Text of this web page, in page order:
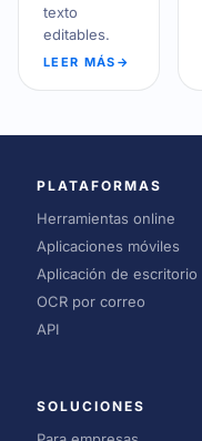
texto
editables.
LEER MÁS →
PLATAFORMAS
Herramientas online
Aplicaciones móviles
Aplicación de escritorio
OCR por correo
API
SOLUCIONES